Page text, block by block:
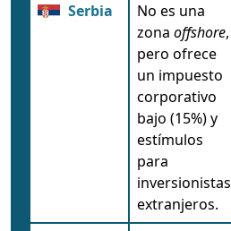
Serbia
No es una
zona offshore,
pero ofrece
un impuesto
corporativo
bajo (15%) y
estímulos
para
inversionistas
extranjeros.